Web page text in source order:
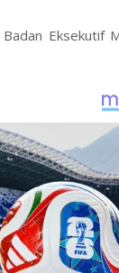
Eksekutif